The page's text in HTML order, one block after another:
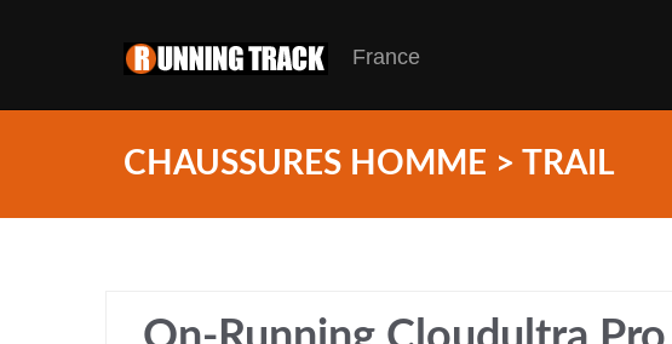
France
CHAUSSURES HOMME > TRAIL